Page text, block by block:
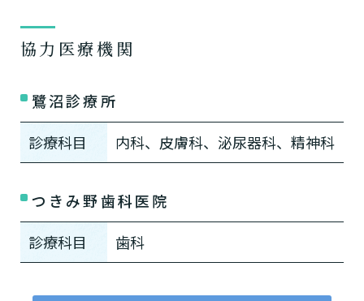
協力医療機関
鷺沼診療所
診療科目
内科、皮膚科、泌尿器科、精神科
つきみ野歯科医院
診療科目
歯科